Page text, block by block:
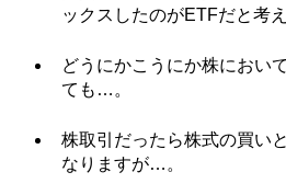
ックスしたのがETFだと考
どうにかこうにか株におい
ても…。
株取引だったら株式の買い
なりますが…。